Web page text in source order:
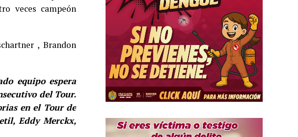
veces campeón
, Brandon
equipo espera
del Tour.
en el Tour de
Eddy Merckx,